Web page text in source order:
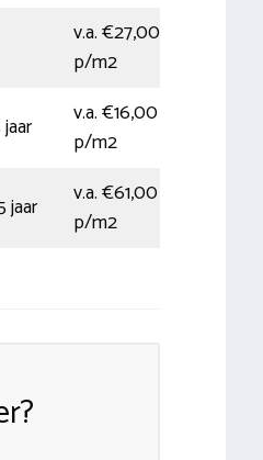
v.a. €27,00
p/m2
v.a. €16,00
p/m2
jaar
v.a. €61,00
p/m2